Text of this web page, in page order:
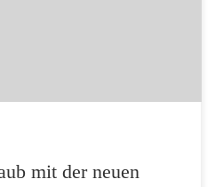
mit der neuen